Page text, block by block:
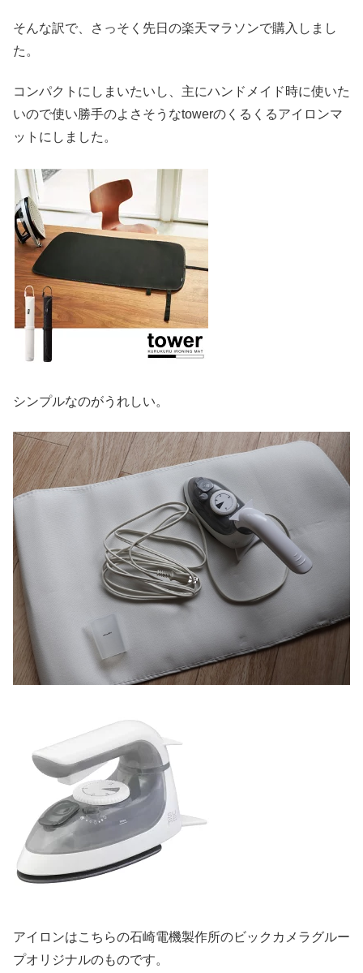
そんな訳で、さっそく先日の楽天マラソンで購入しまし
た。
コンパクトにしまいたいし、主にハンドメイド時に使いた
いので使い勝手のよさそうなtowerのくるくるアイロンマ
ットにしました。
シンプルなのがうれしい。
アイロンはこちらの石崎電機製作所のビックカメラグルー
プオリジナルのものです。